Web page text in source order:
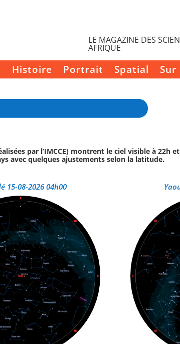
LE MAGAZINE DES
AFRIQUE
Histoire Portrait Spatial
par l’IMCCE) montrent le ciel visible à 22h
avec quelques ajustements selon la latitude.
15-08-2026 04h00